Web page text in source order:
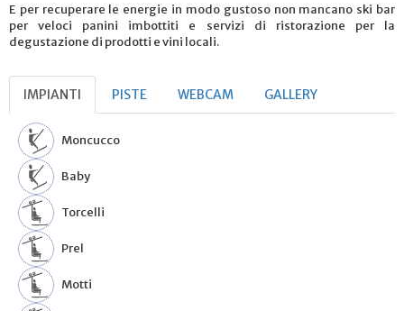
E per recuperare le energie in modo gustoso non mancano ski bar
per veloci panini imbottiti e servizi di ristorazione per la
degustazione di prodotti e vini locali.
IMPIANTI PISTE WEBCAM GALLERY
Moncucco
Baby
Torcelli
Prel
Motti